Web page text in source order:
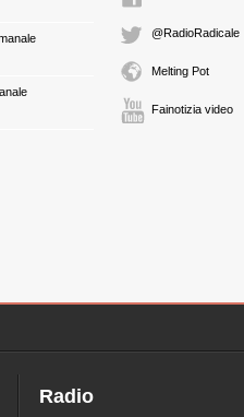
@RadioRadicale
Melting Pot
Fainotizia video
Radio